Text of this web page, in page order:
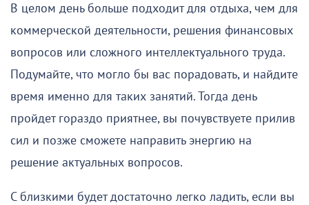
В целом день больше подходит для отдыха, чем для
коммерческой деятельности, решения финансовых
вопросов или сложного интеллектуального труда.
Подумайте, что могло бы вас порадовать, и найдите
время именно для таких занятий. Тогда день
пройдет гораздо приятнее, вы почувствуете прилив
сил и позже сможете направить энергию на
решение актуальных вопросов.
С близкими будет достаточно легко ладить, если вы